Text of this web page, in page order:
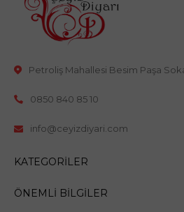
Petroliş Mahallesi Besim Paşa
0850 840 85 10
info@ceyizdiyari.com
KATEGORILER
ÖNEMLI BILGILER